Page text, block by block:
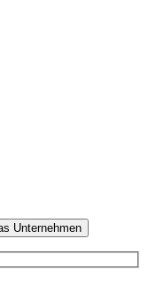
Unternehmen